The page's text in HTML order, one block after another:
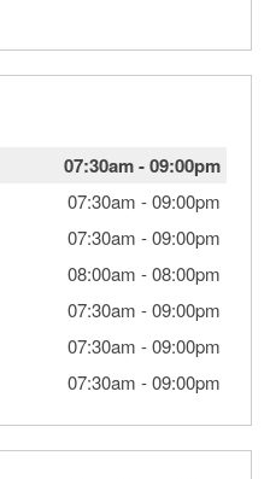
07:30am-09:00pm
07:30am -09:00pm
07:30am -09:00pm
08:00am -08:00pm
07:30am -09:00pm
07:30am -09:00pm
07:30am -09:00pm